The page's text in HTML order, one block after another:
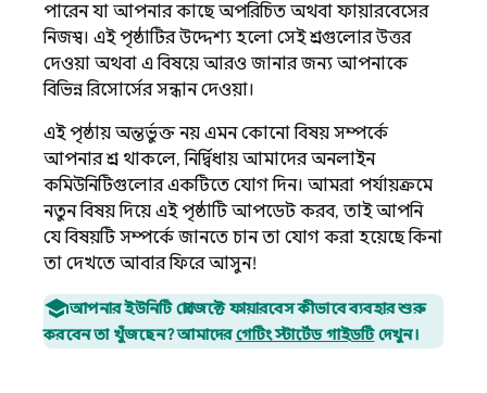
পারেন যা আপনার কাছে অপরিচিত অথবা ফায়ারবেসের
নিজস্ব। এই পৃষ্ঠাটির উদ্দেশ্য হলো সেই প্রশ্নগুলোর উত্তর
দেওয়া অথবা এ বিষয়ে আরও জানার জন্য আপনাকে
বিভিন্ন রিসোর্সের সন্ধান দেওয়া।
এই পৃষ্ঠায় অন্তর্ভুক্ত নয় এমন কোনো বিষয় সম্পর্কে
আপনার প্রশ্ন থাকলে, নির্দ্বিধায় আমাদের অনলাইন
কমিউনিটিগুলোর একটিতে যোগ দিন। আমরা পর্যায়ক্রমে
নতুন বিষয় দিয়ে এই পৃষ্ঠাটি আপডেট করব, তাই আপনি
যে বিষয়টি সম্পর্কে জানতে চান তা যোগ করা হয়েছে কিনা
তা দেখতে আবার ফিরে আসুন!
আপনার ইউনিটি প্রোজেক্টে ফায়ারবেস কীভাবে ব্যবহার শুরু
করবেন তা খুঁজছেন? আমাদেরগেটিং স্টার্টেড গাইডটিদেখুন।